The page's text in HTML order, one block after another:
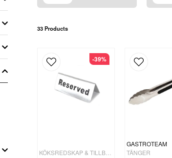
33 Products
-39%
GASTROTEAM
TÄNGER